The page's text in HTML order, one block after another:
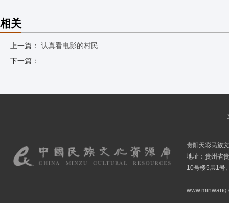
相关
上一篇： 认真看电影的村民
下一篇：
贵阳天彩民族
地址：贵州省
10号楼5层1号